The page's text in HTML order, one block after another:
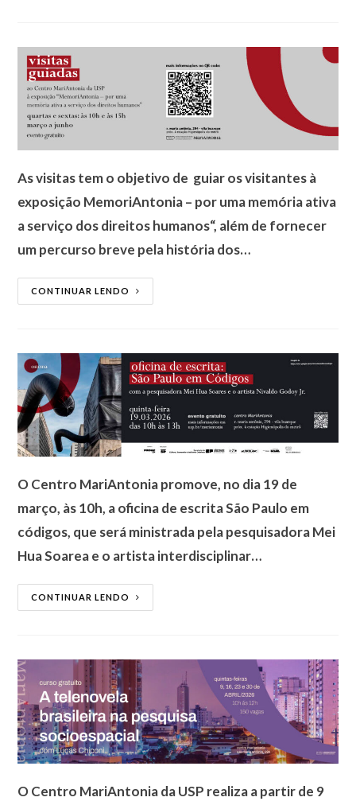
As visitas tem o objetivo de guiar os visitantes à
exposição MemoriAntonia – por uma memória ativa
a serviço dos direitos humanos“, além de fornecer
um percurso breve pela história dos…
CONTINUAR LENDO
O Centro MariAntonia promove, no dia 19 de
março, às 10h, a oficina de escrita São Paulo em
códigos, que será ministrada pela pesquisadora Mei
Hua Soarea e o artista interdisciplinar…
CONTINUAR LENDO
O Centro MariAntonia da USP realiza a partir de 9